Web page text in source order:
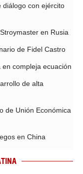
diálogo con ejército
en Rusia
de Fidel Castro
compleja ecuación
de alta
de Unión Económica
en China